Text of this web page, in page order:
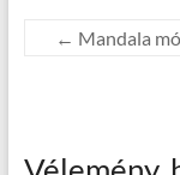
← Mandala